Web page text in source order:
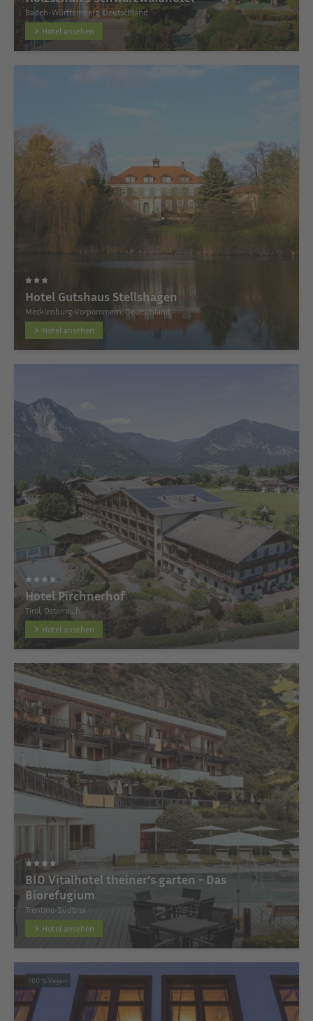
Baden-Württemberg, Deutschland
Hotel ansehen
Hotel Gutshaus Stellshagen
Mecklenburg-Vorpommern, Deutschland
Hotel ansehen
Hotel Pirchnerhof
Tirol, Österreich
Hotel ansehen
BIO Vitalhotel theiner’s garten - Das
Biorefugium
Trentino-Südtirol
Hotel ansehen
100 % Vegan